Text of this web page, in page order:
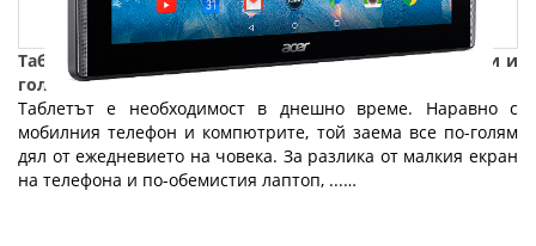
Таблетът - технология с добавена стойност за малки и
големи
Таблетът е необходимост в днешно време. Наравно с
мобилния телефон и компютрите, той заема все по-голям
дял от ежедневието на човека. За разлика от малкия екран
на телефона и по-обемистия лаптоп, ...…